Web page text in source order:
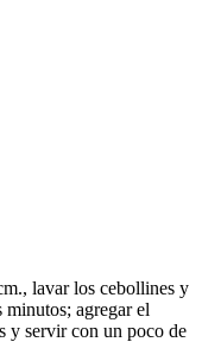
lavar los cebollines y
agregar el
y servir con un poco de